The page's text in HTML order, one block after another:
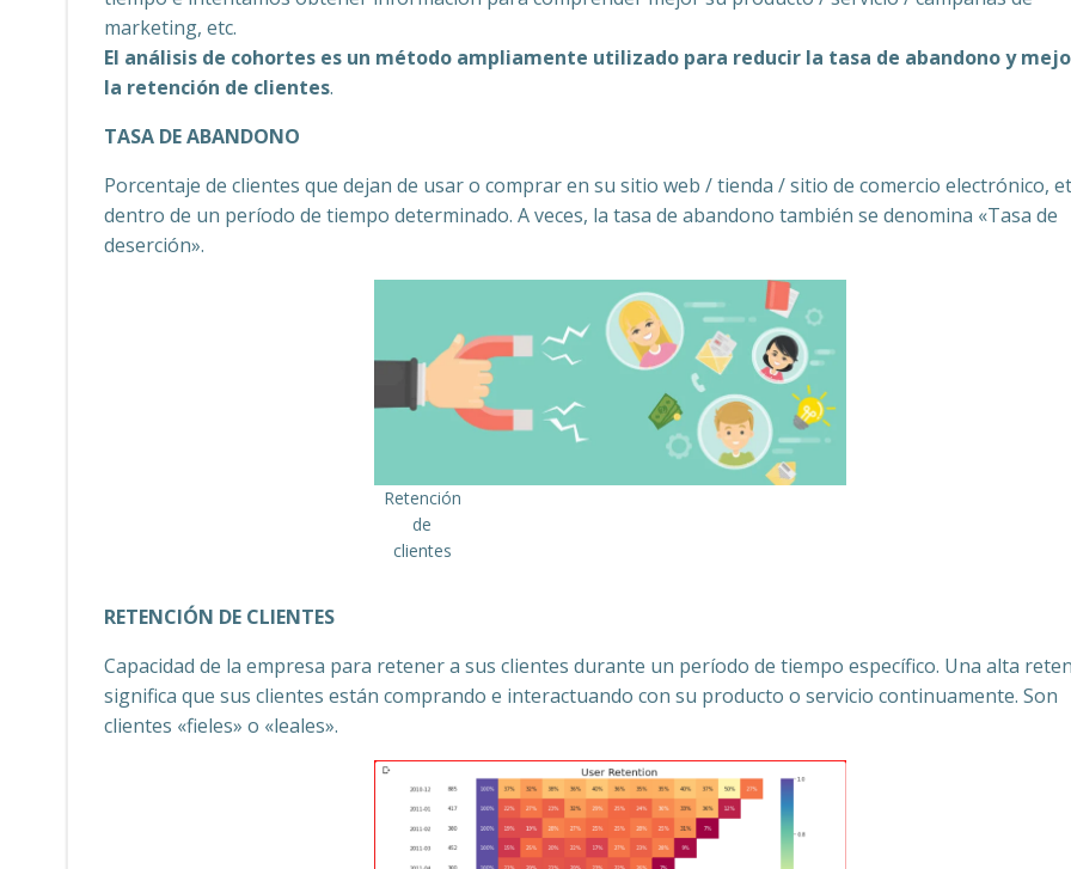
marketing, etc.
El análisis de cohortes es un método ampliamente utilizado para reducir la tasa de abandono y
la retención de clientes.
TASA DE ABANDONO
Porcentaje de clientes que dejan de usar o comprar en su sitio web / tienda / sitio de comercio electrónico,
dentro de un período de tiempo determinado. A veces, la tasa de abandono también se denomina «Tasa de
deserción».
Retención
de
clientes
RETENCIÓN DE CLIENTES
Capacidad de la empresa para retener a sus clientes durante un período de tiempo específico. Una alta
significa que sus clientes están comprando e interactuando con su producto o servicio continuamente. Son
clientes «fieles» o «leales».